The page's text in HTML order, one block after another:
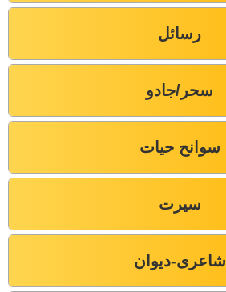
رسائل
سحر/جادو
سوانح حیات
سیرت
شاعری-دیوان